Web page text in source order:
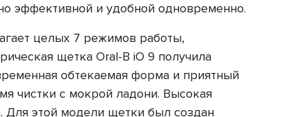
эффективной и удобной одновременно.
целых 7 режимов работы,
щетка Oral-B iO 9 получила
обтекаемая форма и приятный
чистки с мокрой ладони. Высокая
Для этой модели щетки был создан